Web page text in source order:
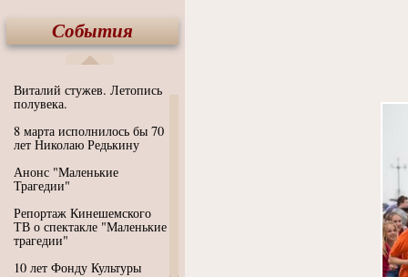
События
Виталий стужев. Летопись
полувека.
8 марта исполнилось бы 70
лет Николаю Редькину
Анонс "Маленькие
Трагедии"
Репортаж Кинешемского
ТВ о спектакле "Маленькие
трагедии"
10 лет Фонду Культуры